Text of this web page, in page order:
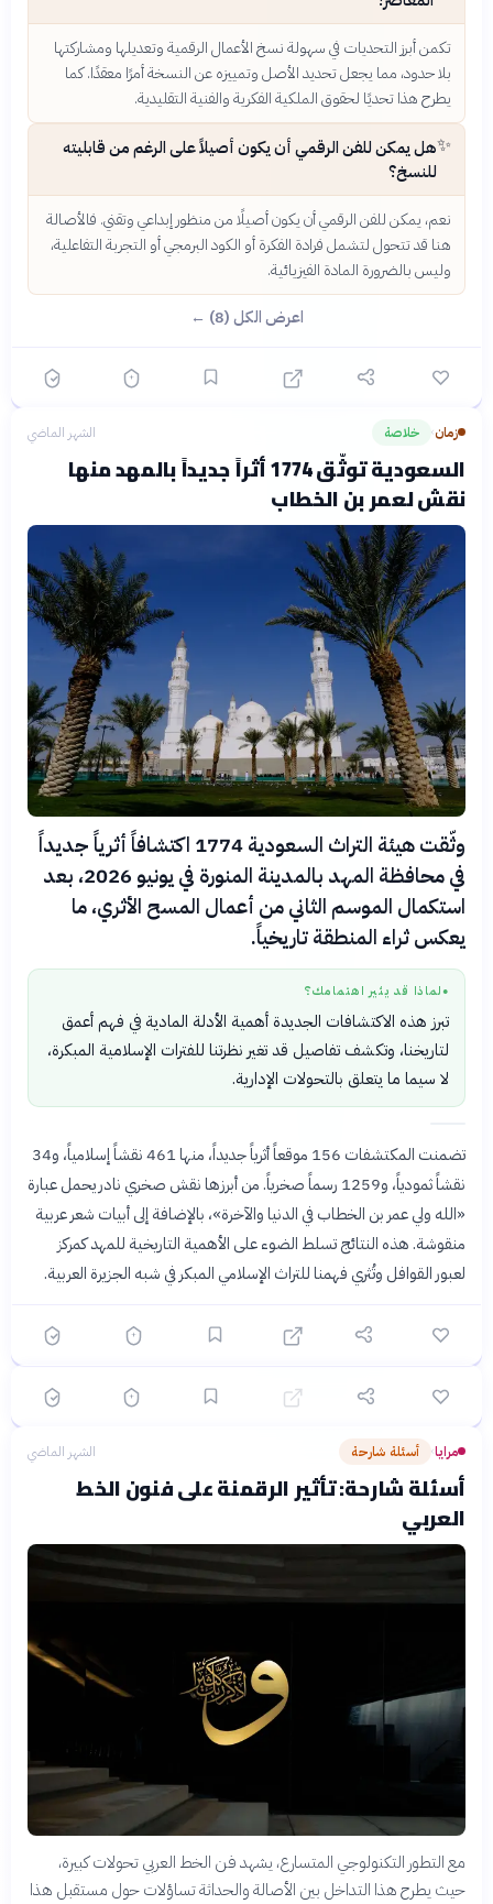
تكمن أبرز التحديات في سهولة نسخ الأعمال الرقمية وتعديلها ومشاركتها
بلا حدود، مما يجعل تحديد الأصل وتمييزه عن النسخة أمرًا معقدًا. كما
يطرح هذا تحديًا لحقوق الملكية الفكرية والفنية التقليدية.
✨هل يمكن للفن الرقمي أن يكون أصيلاً على الرغم من قابليته
للنسخ؟
نعم، يمكن للفن الرقمي أن يكون أصيلًا من منظور إبداعي وتقني. فالأصالة
هنا قد تتحول لتشمل فرادة الفكرة أو الكود البرمجي أو التجربة التفاعلية،
وليس بالضرورة المادة الفيزيائية.
اعرض الكل (8) ←
زمان› خلاصة الشهر الماضي
السعودية توثّق 1774 أثراً جديداً بالمهد منها
نقش لعمر بن الخطاب
وثّقت هيئة التراث السعودية 1774 اكتشافاً أثرياً جديداً
في محافظة المهد بالمدينة المنورة في يونيو 2026، بعد
استكمال الموسم الثاني من أعمال المسح الأثري، ما
يعكس ثراء المنطقة تاريخياً.
● لماذا قد يثير اهتمامك؟
تبرز هذه الاكتشافات الجديدة أهمية الأدلة المادية في فهم أعمق
لتاريخنا، وتكشف تفاصيل قد تغير نظرتنا للفترات الإسلامية المبكرة،
لا سيما ما يتعلق بالتحولات الإدارية.
تضمنت المكتشفات 156 موقعاً أثرياً جديداً، منها 461 نقشاً إسلامياً، و34
نقشاً ثمودياً، و1259 رسماً صخرياً. من أبرزها نقش صخري نادر يحمل عبارة
«الله ولي عمر بن الخطاب في الدنيا والآخرة»، بالإضافة إلى أبيات شعر عربية
منقوشة. هذه النتائج تسلط الضوء على الأهمية التاريخية للمهد كمركز
لعبور القوافل وتُثري فهمنا للتراث الإسلامي المبكر في شبه الجزيرة العربية.؟ مرايا اختيار متعدد الشهر الماضي
تنتهي
🎯
6سؤال 🟡 متوسط ابدأ ←
مرايا› أسئلة شارحة الشهر الماضي
أسئلة شارحة: تأثير الرقمنة على فنون الخط
العربي
مع التطور التكنولوجي المتسارع، يشهد فن الخط العربي تحولات كبيرة،
حيث يطرح هذا التداخل بين الأصالة والحداثة تساؤلات حول مستقبل هذا